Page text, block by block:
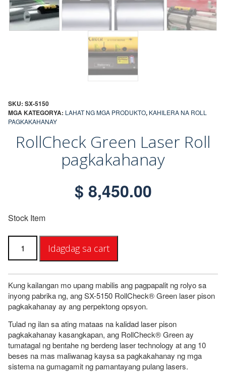
SKU: SX-5150
MGA KATEGORYA: LAHAT NG MGA PRODUKTO, KAHILERA NA ROLL
PAGKAKAHANAY
RollCheck Green Laser Roll
pagkakahanay
$ 8,450.00
Stock Item
RollCheck
Green
Laser
Roll
Alignment
quantity
Idagdag sa cart
Kung kailangan mo upang mabilis ang pagpapalit ng rolyo sa
inyong pabrika ng, ang SX-5150 RollCheck® Green laser pison
pagkakahanay ay ang perpektong opsyon.
Tulad ng ilan sa ating mataas na kalidad laser pison
pagkakahanay kasangkapan, ang RollCheck® Green ay
tumatagal ng bentahe ng berdeng laser technology at ang 10
beses na mas maliwanag kaysa sa pagkakahanay ng mga
sistema na gumagamit ng pamantayang pulang lasers.